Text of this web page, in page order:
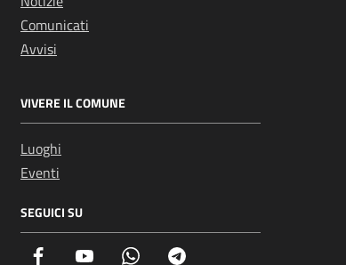
Comunicati
Avvisi
VIVERE IL COMUNE
Luoghi
Eventi
SEGUICI SU
Facebook YouTube Whatsapp